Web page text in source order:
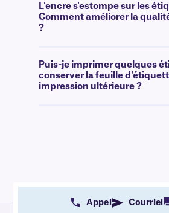
L'encre s'estompe sur les
Comment améliorer la
?
Puis-je imprimer quelques
conserver la feuille
impression ultérieure ?
Appel Courriel